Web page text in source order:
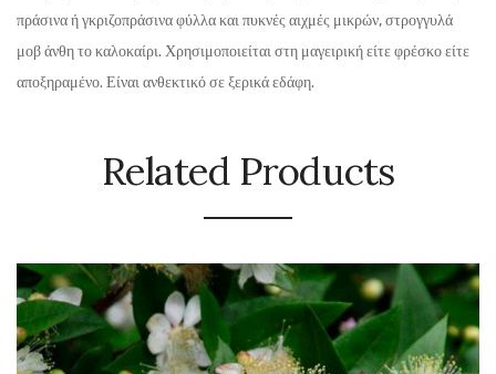
πράσινα ή γκριζοπράσινα φύλλα και πυκνές αιχμές μικρών, στρογγυλά
μοβ άνθη το καλοκαίρι. Χρησιμοποιείται στη μαγειρική είτε φρέσκο είτε
αποξηραμένο. Είναι ανθεκτικό σε ξερικά εδάφη.
Related Products